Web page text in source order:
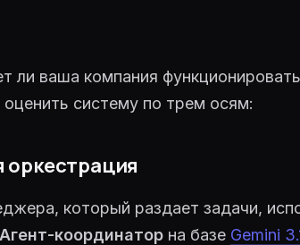
ли ваша компания
систему по трем осям:
оркестрация
который раздает задачи,
Агент-координатор на базе Gemini